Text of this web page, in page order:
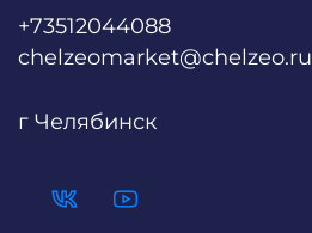
+73512044088
chelzeomarket@chelzeo.ru
г Челябинск